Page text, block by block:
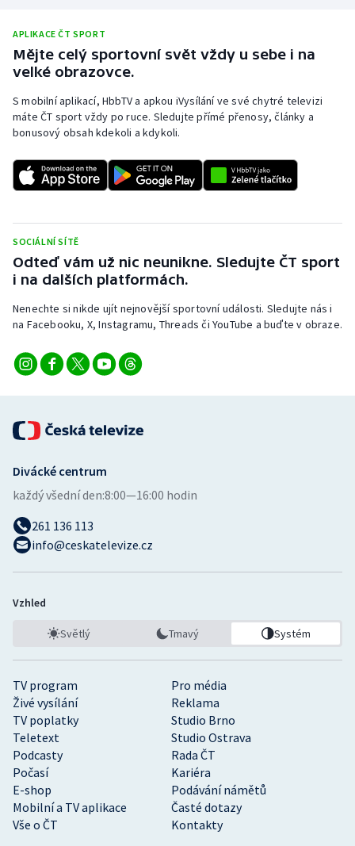
APLIKACE ČT SPORT
Mějte celý sportovní svět vždy u sebe i na
velké obrazovce.
S mobilní aplikací, HbbTV a apkou iVysílání ve své chytré televizi
máte ČT sport vždy po ruce. Sledujte přímé přenosy, články a
bonusový obsah kdekoli a kdykoli.
SOCIÁLNÍ SÍTĚ
Odteď vám už nic neunikne. Sledujte ČT sport
i na dalších platformách.
Nenechte si nikde ujít nejnovější sportovní události. Sledujte nás i
na Facebooku, X, Instagramu, Threads či YouTube a buďte v obraze.
TV program
Pro média
Živé vysílání
Reklama
TV poplatky
Studio Brno
Teletext
Studio Ostrava
Podcasty
Rada ČT
Počasí
Kariéra
E-shop
Podávání námětů
Mobilní a TV aplikace
Časté dotazy
Vše o ČT
Kontakty
Divácké centrum
každý všední den:8:00—16:00 hodin
261 136 113
info@ceskatelevize.cz
Vzhled
Světlý Tmavý Systém